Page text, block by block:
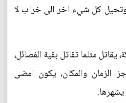
وتحيل كل شيء اخر الى خراب لا
يقاتل مثلما تقاتل بقية الفصائل،
الزمان والمكان، يكون امضى